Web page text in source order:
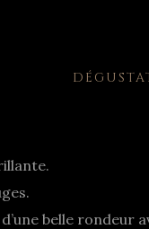
belle rondeur